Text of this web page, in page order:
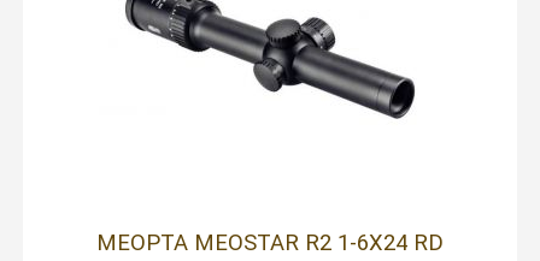
MEOPTA MEOSTAR R2 1-6X24 RD